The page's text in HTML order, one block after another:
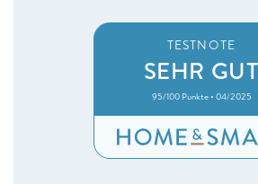
TESTNOTE
SEHR GUT
95/100 Punkte • 04/2025